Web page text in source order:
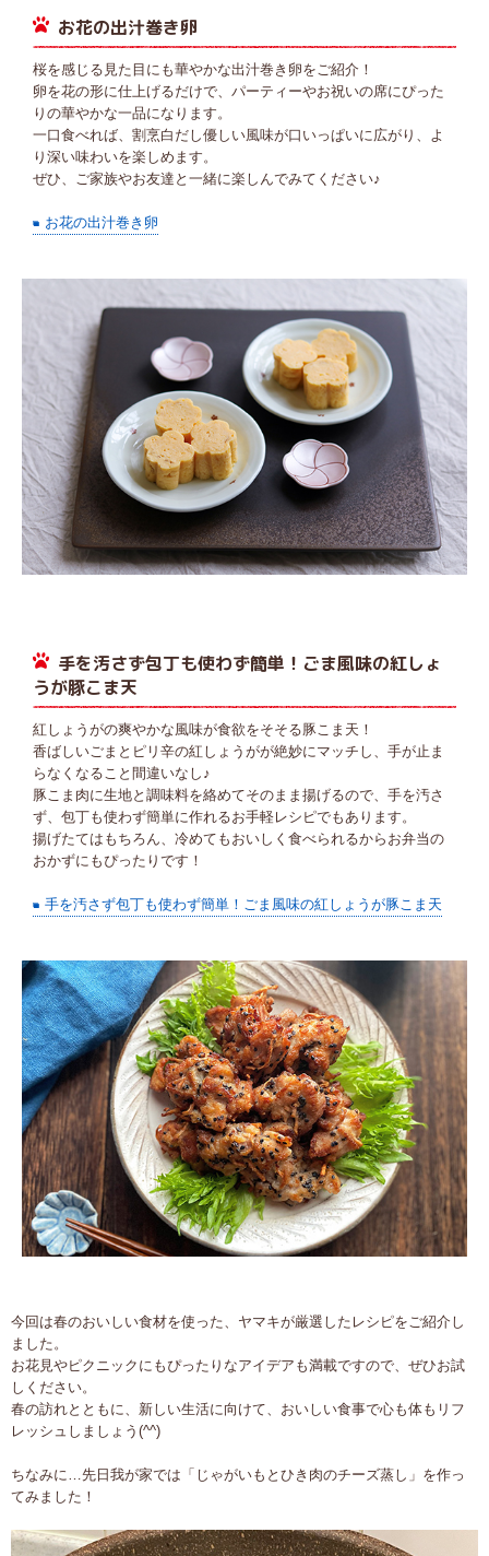
お花の出汁巻き卵
桜を感じる見た目にも華やかな出汁巻き卵をご紹介！
卵を花の形に仕上げるだけで、パーティーやお祝いの席にぴった
りの華やかな一品になります。
一口食べれば、割烹白だし優しい風味が口いっぱいに広がり、よ
り深い味わいを楽しめます。
ぜひ、ご家族やお友達と一緒に楽しんでみてください♪
お花の出汁巻き卵
手を汚さず包丁も使わず簡単！ごま風味の紅しょ
うが豚こま天
紅しょうがの爽やかな風味が食欲をそそる豚こま天！
香ばしいごまとピリ辛の紅しょうがが絶妙にマッチし、手が止ま
らなくなること間違いなし♪
豚こま肉に生地と調味料を絡めてそのまま揚げるので、手を汚さ
ず、包丁も使わず簡単に作れるお手軽レシピでもあります。
揚げたてはもちろん、冷めてもおいしく食べられるからお弁当の
おかずにもぴったりです！
手を汚さず包丁も使わず簡単！ごま風味の紅しょうが豚こま天
今回は春のおいしい食材を使った、ヤマキが厳選したレシピをご紹介し
ました。
お花見やピクニックにもぴったりなアイデアも満載ですので、ぜひお試
しください。
春の訪れとともに、新しい生活に向けて、おいしい食事で心も体もリフ
レッシュしましょう(^^)
ちなみに…先日我が家では「じゃがいもとひき肉のチーズ蒸し」を作っ
てみました！